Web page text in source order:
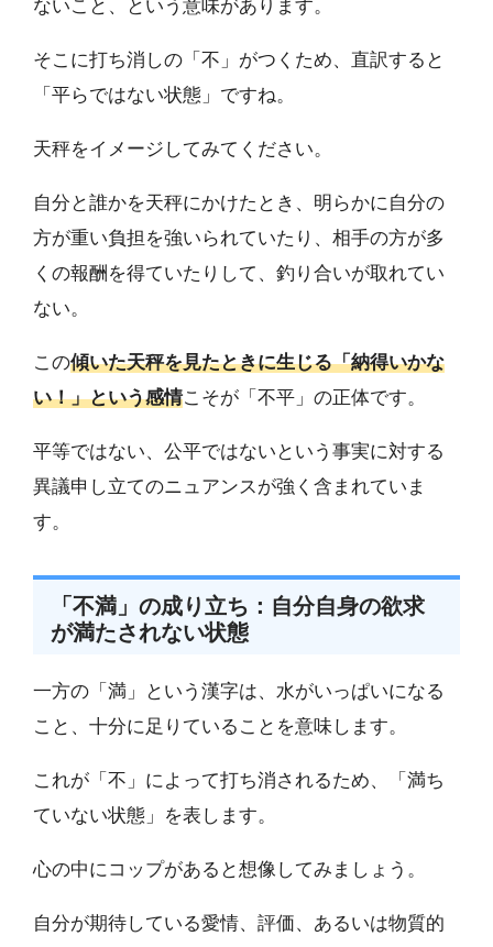
ないこと、という意味があります。
そこに打ち消しの「不」がつくため、直訳すると
「平らではない状態」ですね。
天秤をイメージしてみてください。
自分と誰かを天秤にかけたとき、明らかに自分の
方が重い負担を強いられていたり、相手の方が多
くの報酬を得ていたりして、釣り合いが取れてい
ない。
この傾いた天秤を見たときに生じる「納得いかな
い！」という感情こそが「不平」の正体です。
平等ではない、公平ではないという事実に対する
異議申し立てのニュアンスが強く含まれていま
す。
「不満」の成り立ち：自分自身の欲求
が満たされない状態
一方の「満」という漢字は、水がいっぱいになる
こと、十分に足りていることを意味します。
これが「不」によって打ち消されるため、「満ち
ていない状態」を表します。
心の中にコップがあると想像してみましょう。
自分が期待している愛情、評価、あるいは物質的